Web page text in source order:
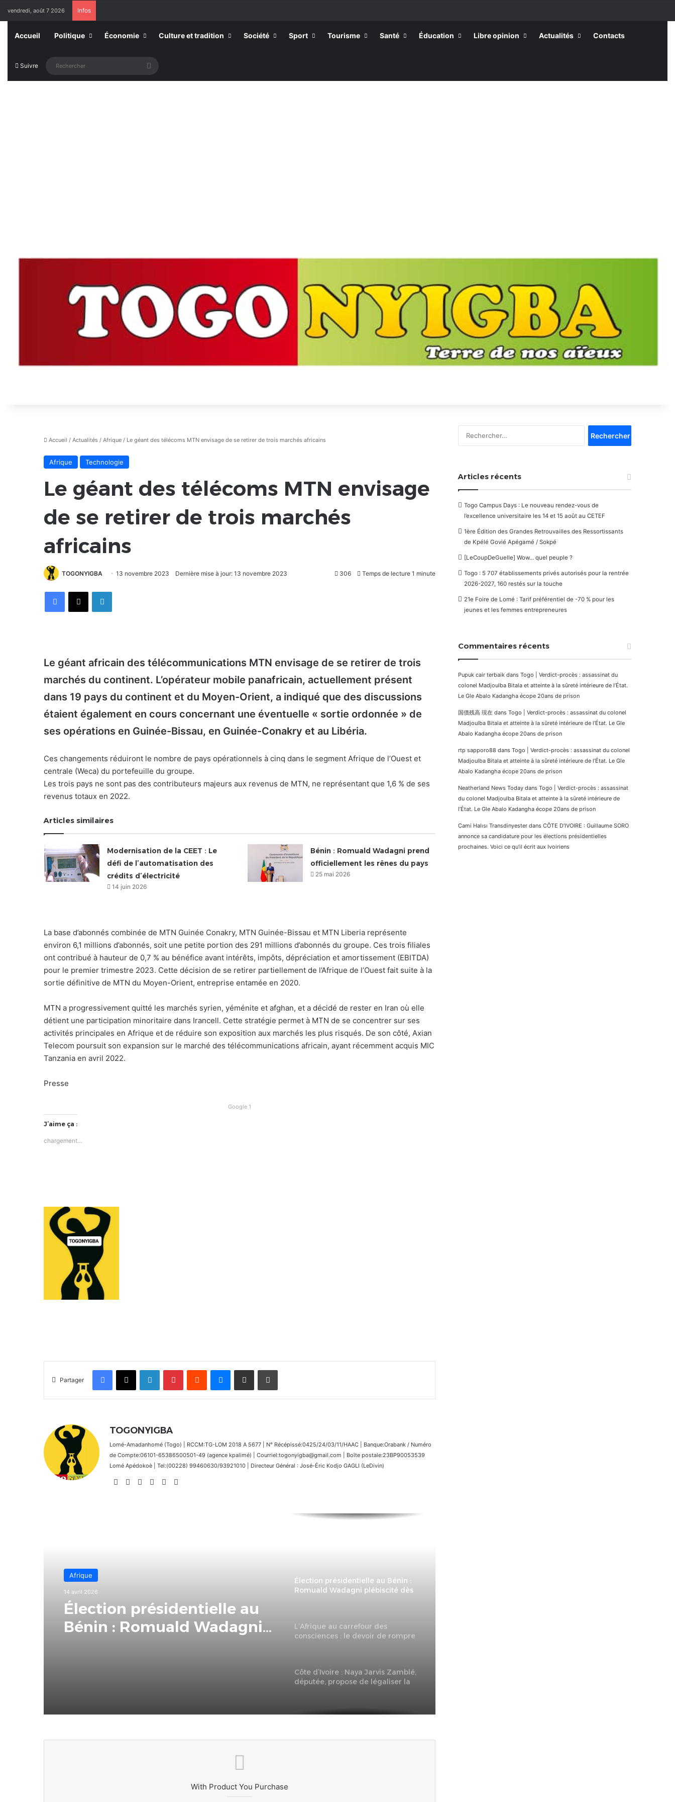
vendredi, août 7 2026 Infos
Accueil Politique Économie Culture et tradition Société Sport Tourisme Santé Éducation Libre opinion Actualités Contacts
Suivre Rechercher
Accueil / Actualités / Afrique / Le géant des télécoms MTN envisage de se retirer de trois marchés africains
Afrique Technologie
Le géant des télécoms MTN envisage
de se retirer de trois marchés
africains
TOGONYIGBA 13 novembre 2023 Dernière mise à jour: 13 novembre 2023 306 Temps de lecture 1 minute
FacebookX Linkedin
Le géant africain des télécommunications MTN envisage de se retirer de trois
marchés du continent. L’opérateur mobile panafricain, actuellement présent
dans 19 pays du continent et du Moyen-Orient, a indiqué que des discussions
étaient également en cours concernant une éventuelle « sortie ordonnée » de
ses opérations en Guinée-Bissau, en Guinée-Conakry et au Libéria.
Ces changements réduiront le nombre de pays opérationnels à cinq dans le segment Afrique de l’Ouest et
centrale (Weca) du portefeuille du groupe.
Les trois pays ne sont pas des contributeurs majeurs aux revenus de MTN, ne représentant que 1,6 % de ses
revenus totaux en 2022.
Articles similaires
Modernisation de la CEET : Le
défi de l’automatisation des
crédits d’électricité
14 juin 2026
Bénin : Romuald Wadagni prend
officiellement les rênes du pays
25 mai 2026
La base d’abonnés combinée de MTN Guinée Conakry, MTN Guinée-Bissau et MTN Liberia représente
environ 6,1 millions d’abonnés, soit une petite portion des 291 millions d’abonnés du groupe. Ces trois filiales
ont contribué à hauteur de 0,7 % au bénéfice avant intérêts, impôts, dépréciation et amortissement (EBITDA)
pour le premier trimestre 2023. Cette décision de se retirer partiellement de l’Afrique de l’Ouest fait suite à la
sortie définitive de MTN du Moyen-Orient, entreprise entamée en 2020.
MTN a progressivement quitté les marchés syrien, yéménite et afghan, et a décidé de rester en Iran où elle
détient une participation minoritaire dans Irancell. Cette stratégie permet à MTN de se concentrer sur ses
activités principales en Afrique et de réduire son exposition aux marchés les plus risqués. De son côté, Axian
Telecom poursuit son expansion sur le marché des télécommunications africain, ayant récemment acquis MIC
Tanzania en avril 2022.
Presse
Google 1
J’aime ça :
chargement…
Partager
FacebookX Linkedin PinterestReddit MessengerPartager par email Imprimer
TOGONYIGBA
Lomé-Amadanhomé (Togo) | RCCM:TG-LOM 2018 A 5677 | N° Récépissé:0425/24/03/11/HAAC | Banque:Orabank / Numéro
de Compte:06101-65386500501-49 (agence kpalimé) | Courriel:togonyigba@gmail.com | Boîte postale:23BP90053539
Lomé Apédokoè | Tel:(00228) 99460630/93921010 | Directeur Général : José-Éric Kodjo GAGLI (LeDivin)
WebsiteFacebook
X LinkedinInstagram
Afrique
14 avril 2026
Élection présidentielle au
Bénin : Romuald Wadagni
Élection présidentielle au Bénin :
Romuald Wadagni plébiscité dès
L’Afrique au carrefour des
consciences : le devoir de rompre
Côte d’Ivoire : Naya Jarvis Zamblé,
députée, propose de légaliser la
With Product You Purchase
Articles récents
Togo Campus Days : Le nouveau rendez-vous de
l’excellence universitaire les 14 et 15 août au CETEF
1ère Édition des Grandes Retrouvailles des Ressortissants
de Kpélé Govié Apégamé / Sokpé
[LeCoupDeGuelle] Wow… quel peuple ?
Togo : 5 707 établissements privés autorisés pour la rentrée
2026-2027, 160 restés sur la touche
21e Foire de Lomé : Tarif préférentiel de -70 % pour les
jeunes et les femmes entrepreneures
Commentaires récents
Pupuk cair terbaik dans Togo | Verdict-procès : assassinat du
colonel Madjoulba Bitala et atteinte à la sûreté intérieure de l’État.
Le Gle Abalo Kadangha écope 20ans de prison
国債残高 現在 dans Togo | Verdict-procès : assassinat du colonel
Madjoulba Bitala et atteinte à la sûreté intérieure de l’État. Le Gle
Abalo Kadangha écope 20ans de prison
rtp sapporo88 dans Togo | Verdict-procès : assassinat du colonel
Madjoulba Bitala et atteinte à la sûreté intérieure de l’État. Le Gle
Abalo Kadangha écope 20ans de prison
Neatherland News Today dans Togo | Verdict-procès : assassinat
du colonel Madjoulba Bitala et atteinte à la sûreté intérieure de
l’État. Le Gle Abalo Kadangha écope 20ans de prison
Cami Halısı Transdinyester dans CÔTE D’IVOIRE : Guillaume SORO
annonce sa candidature pour les élections présidentielles
prochaines. Voici ce qu’il écrit aux Ivoiriens